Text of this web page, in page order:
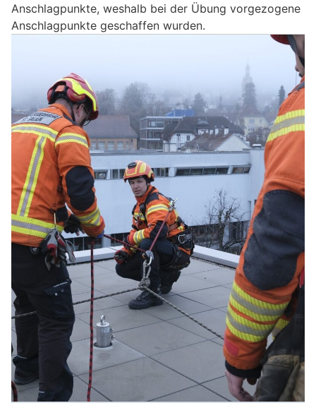
Anschlagpunkte, weshalb bei der Übung vorgezogene
Anschlagpunkte geschaffen wurden.